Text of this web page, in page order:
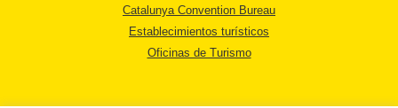
Catalunya Convention Bureau
Establecimientos turísticos
Oficinas de Turismo